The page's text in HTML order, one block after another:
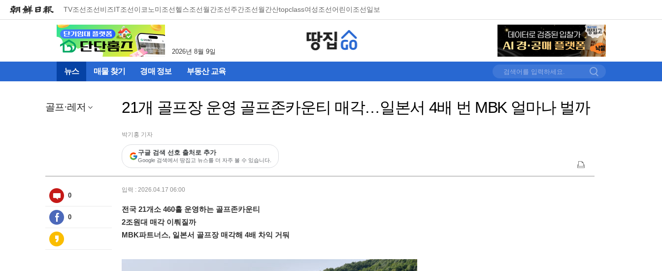
TV조선조선비즈IT조선이코노미조선헬스조선월간조선주간조선월간산topclass여성조선어린이조선일보
2026년 8월 9일
뉴스 매물 찾기 경매 정보 부동산 교육
골프·레저 21개 골프장 운영 골프존카운티 매각…일본서 4배 번 MBK 얼마나 벌까
박기홍 기자
구글 검색 선호 출처로 추가
Google 검색에서 땅집고 뉴스를 더 자주 볼 수 있습니다.
0
0
입력 : 2026.04.17 06:00
전국 21개소 460홀 운영하는 골프존카운티
2조원대 매각 이뤄질까
MBK파트너스, 일본서 골프장 매각해 4배 차익 거둬